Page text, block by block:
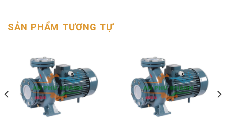
SẢN PHẨM TƯƠNG TỰ